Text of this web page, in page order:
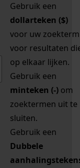
Gebruik een
dollarteken ($)
voor uw zoekterm
voor resultaten
op elkaar lijken.
Gebruik een
minteken (-) om
zoektermen uit te
sluiten.
Gebruik een
Dubbele